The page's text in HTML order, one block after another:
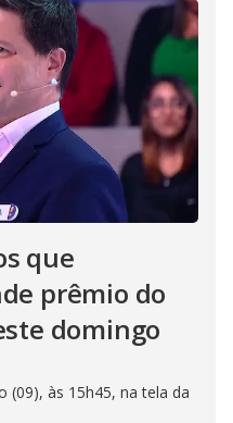
que
prêmio do
domingo
(09), às 15h45, na tela da